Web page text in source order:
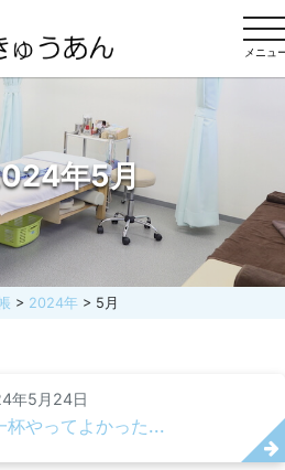
メニュ
年5月
> 2024年 > 5月
年5月24日
杯やってよかった...